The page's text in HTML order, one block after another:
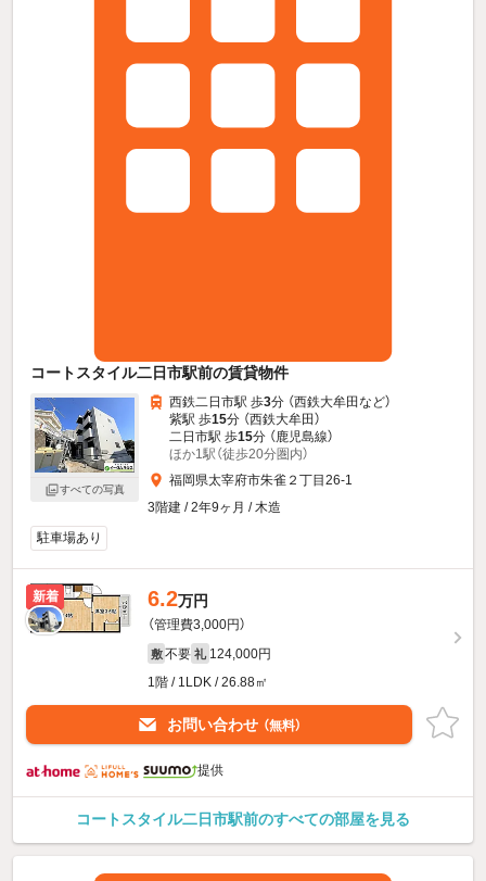
コートスタイル二日市駅前の賃貸物件
すべての写真
西鉄二日市駅 歩3分 （西鉄大牟田など）
紫駅 歩15分 （西鉄大牟田）
二日市駅 歩15分 （鹿児島線）
ほか1駅（徒歩20分圏内）
福岡県太宰府市朱雀２丁目26-1
3階建 / 2年9ヶ月 / 木造
駐車場あり
新着 6.2万円
（管理費3,000円）
敷 不要 礼 124,000円
1階 / 1LDK / 26.88㎡
お問い合わせ （無料）
提供
コートスタイル二日市駅前のすべての部屋を見る